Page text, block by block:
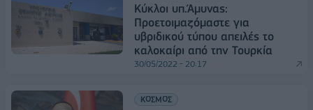
Κύκλοι υπ.Άμυνας:
Προετοιμαζόμαστε για
υβριδικού τύπου απειλές το
καλοκαίρι από την Τουρκία
30/05/2022 - 20:17
ΚΟΣΜΟΣ